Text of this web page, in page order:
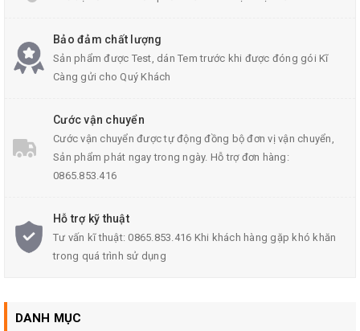
Thông Số Kỹ Thuật ASY-3D:
Model: ASY-3D
Chất liệu vỏ: Nhựa PVC chống cháy
Điện áp làm việc: 24 VDC, 110 VAC, 220 VAC
Tần số: 50/60Hz
Công suất
Bảo đảm chất lượng
Sản phẩm được Test, dán Tem trước khi được đóng gói Kĩ
Càng gửi cho Quý Khách
Cước vận chuyển
Cước vận chuyển được tự động đồng bộ đơn vị vận chuyển,
Sản phẩm phát ngay trong ngày. Hỗ trợ đơn hàng:
0865.853.416
Hỗ trợ kỹ thuật
Tư vấn kĩ thuật: 0865.853.416 Khi khách hàng gặp khó khăn
trong quá trình sử dụng
DANH MỤC